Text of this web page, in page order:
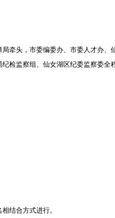
头，市委编委办、市委人才办、
检监察组、仙女湖区纪委监察委全
合方式进行。